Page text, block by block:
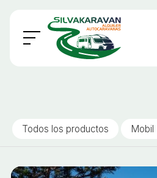
Todos los productos Mobil